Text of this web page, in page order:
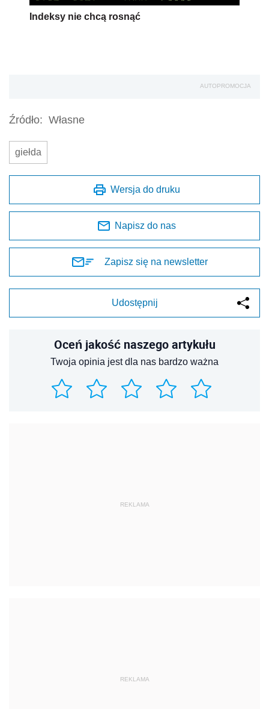
Indeksy nie chcą rosnąć
AUTOPROMOCJA
Źródło: Własne
giełda
Wersja do druku
Napisz do nas
Zapisz się na newsletter
Udostępnij
Oceń jakość naszego artykułu
Twoja opinia jest dla nas bardzo ważna
REKLAMA
REKLAMA